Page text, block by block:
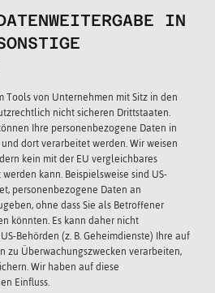
IN
von Unternehmen mit Sitz in den
nicht sicheren Drittstaaten.
Ihre personenbezogene Daten in
dort verarbeitet werden. Wir weisen
kein mit der EU vergleichbares
kann. Beispielsweise sind US-
personenbezogene Daten an
ohne dass Sie als Betroffener
könnten. Es kann daher nicht
Behörden (z. B. Geheimdienste) Ihre auf
zu Überwachungszwecken verarbeiten,
Wir haben auf diese
Einfluss.